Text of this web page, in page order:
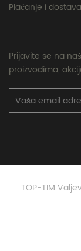
Plaćanje i dostava
Prijavite se na
proizvodima,
TOP-TIM